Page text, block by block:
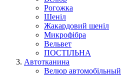
Рогожка
Шеніл
Жакардовий шеніл
Микрофібра
Вельвет
ПОСТІЛЬНА
Автотканина
Велюр автомобільный